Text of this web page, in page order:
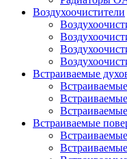
Воздухоочистители
Встраиваемые
Встраиваемые